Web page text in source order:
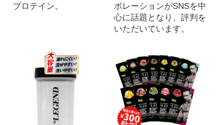
プロテイン。
ボレーションがSNSを中
心に話題となり、評判を
いただいています。